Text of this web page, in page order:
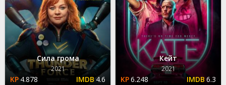
Сила грома
2021
4.878 4.6
Кейт
2021
6.248 6.3